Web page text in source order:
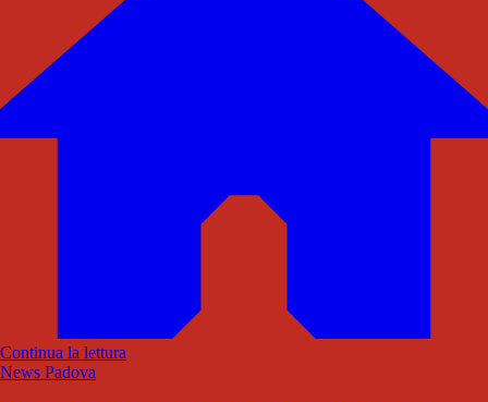
Continua la lettura
News Padova